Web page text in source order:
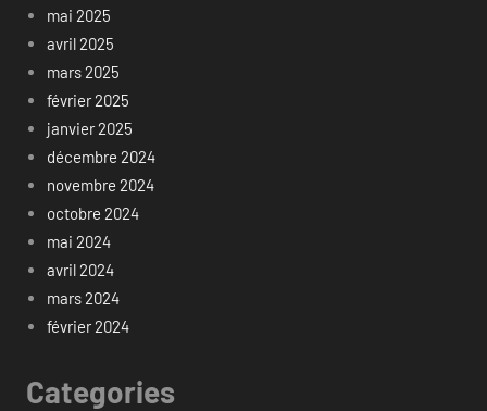
mai 2025
avril 2025
mars 2025
février 2025
janvier 2025
décembre 2024
novembre 2024
octobre 2024
mai 2024
avril 2024
mars 2024
février 2024
Categories